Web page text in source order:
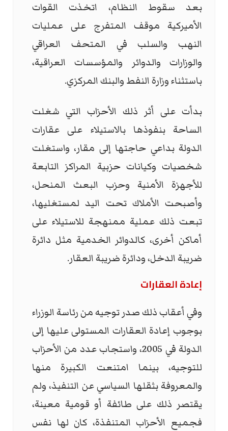
بعد سقوط النظام، اتخذت القوات
الأميركية موقف المتفرج على عمليات
النهب والسلب في المتحف العراقي
والوزارات والدوائر والمؤسسات العراقية،
باستثناء وزارة النفط والبنك المركزي.
بدأت على أثر ذلك الأحزاب التي شغلت
الساحة بنفوذها بالاستيلاء على عقارات
الدولة بداعي حاجتها إلى مقار، واستغلت
شخصيات وكيانات حزبية المراكز التابعة
للأجهزة الأمنية وحزب البعث المنحل،
وأصبحت الأملاك تحت اليد لمستغليها،
تبعت ذلك عملية ممنهجة للاستيلاء على
أماكن أخرى، كالدوائر الخدمية مثل دائرة
ضريبة الدخل، ودائرة ضريبة العقار.
إعادة العقارات
وفي أعقاب ذلك صدر توجيه من رئاسة الوزراء
بوجوب إعادة العقارات المستولى عليها إلى
الدولة في 2005، واستجاب عدد من الأحزاب
للتوجيه، بينما امتنعت الكبيرة منها
والمعروفة بثقلها السياسي عن التنفيذ، ولم
يقتصر ذلك على طائفة أو قومية معينة،
فجميع الأحزاب المتنفذة، كان لها نفس